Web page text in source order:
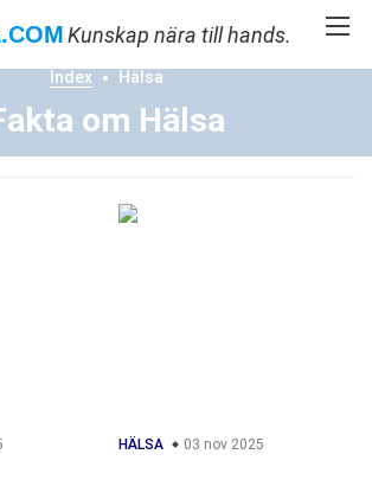
.COMKunskap nära till hands.
Index Hälsa
om Hälsa
HÄLSA 03 nov 2025